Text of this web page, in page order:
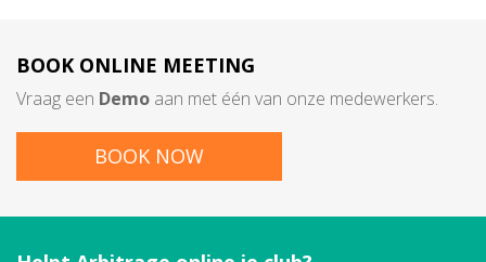
BOOK ONLINE MEETING
Vraag een Demo aan met één van onze medewerkers.
BOOK NOW